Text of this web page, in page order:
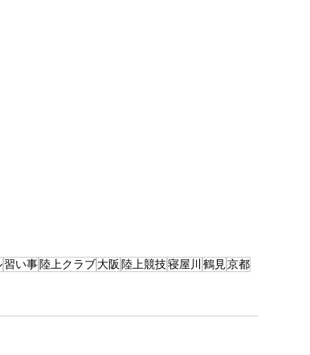
習い事陸上クラブ大阪 陸上競技寝屋川 鶴見京都